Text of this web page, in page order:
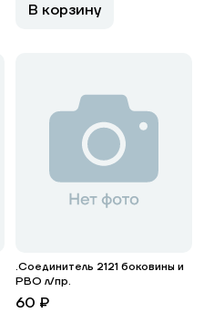
В корзину
.Соединитель 2121 боковины и
РВО л/пр.
60 ₽